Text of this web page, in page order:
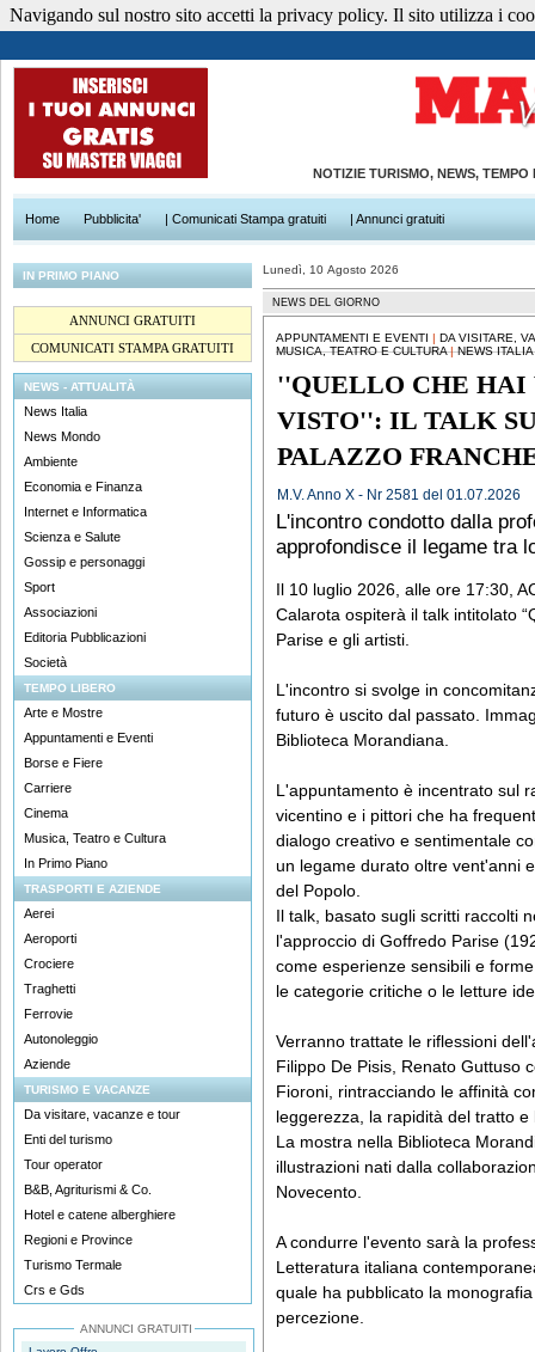
NOTIZIE TURISMO, NEWS,
Home Pubblicita' | Comunicati Stampa gratuiti | Annunci gratuiti
IN PRIMO PIANO
ANNUNCI GRATUITI
COMUNICATI STAMPA GRATUITI
NEWS - ATTUALITÀ
News Italia
News Mondo
Ambiente
Economia e Finanza
Internet e Informatica
Scienza e Salute
Gossip e personaggi
Sport
Associazioni
Editoria Pubblicazioni
Società
TEMPO LIBERO
Arte e Mostre
Appuntamenti e Eventi
Borse e Fiere
Carriere
Cinema
Musica, Teatro e Cultura
In Primo Piano
TRASPORTI E AZIENDE
Aerei
Aeroporti
Crociere
Traghetti
Ferrovie
Autonoleggio
Aziende
TURISMO E VACANZE
Da visitare, vacanze e tour
Enti del turismo
Tour operator
B&B, Agriturismi & Co.
Hotel e catene alberghiere
Regioni e Province
Turismo Termale
Crs e Gds
ANNUNCI GRATUITI
Lunedì, 10 Agosto 2026
NEWS DEL GIORNO
APPUNTAMENTI E EVENTI | DA VISITARE,
MUSICA, TEATRO E CULTURA|NEWS ITALIA
''QUELLO CHE HAI
VISTO'': IL TALK
PALAZZO
M.V. Anno X - Nr 2581 del 01.07.2026
L'incontro condotto dalla
approfondisce il legame tra
Il 10 luglio 2026, alle ore 17:30,
Calarota ospiterà il talk intitolato
Parise e gli artisti.
L'incontro si svolge in
futuro è uscito dal passato.
Biblioteca Morandiana.
L'appuntamento è incentrato sul
vicentino e i pittori che ha
dialogo creativo e sentimentale
un legame durato oltre vent'anni
del Popolo.
Il talk, basato sugli scritti raccolti
l'approccio di Goffredo Parise
come esperienze sensibili e
le categorie critiche o le letture
Verranno trattate le riflessioni
Filippo De Pisis, Renato Guttuso
Fioroni, rintracciando le affinità
leggerezza, la rapidità del tratto
La mostra nella Biblioteca
illustrazioni nati dalla
Novecento.
A condurre l'evento sarà la
Letteratura italiana
quale ha pubblicato la
percezione.
Navigando sul nostro sito accetti la privacy policy. Il sito utilizza i